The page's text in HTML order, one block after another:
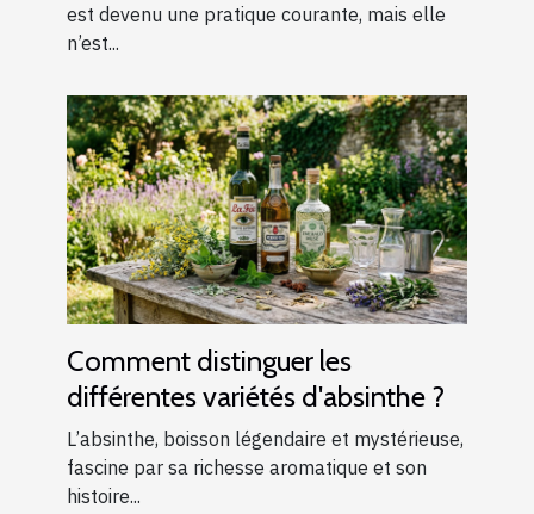
est devenu une pratique courante, mais elle
n’est...
Comment distinguer les
différentes variétés d'absinthe ?
L’absinthe, boisson légendaire et mystérieuse,
fascine par sa richesse aromatique et son
histoire...